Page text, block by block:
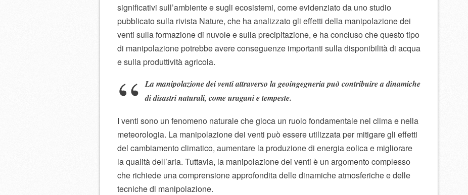
significativi sull’ambiente e sugli ecosistemi, come evidenziato da uno studio
pubblicato sulla rivista Nature, che ha analizzato gli effetti della manipolazione dei
venti sulla formazione di nuvole e sulla precipitazione, e ha concluso che questo tipo
di manipolazione potrebbe avere conseguenze importanti sulla disponibilità di acqua
e sulla produttività agricola.
La manipolazione dei venti attraverso la geoingegneria può contribuire a dinamiche
di disastri naturali, come uragani e tempeste.
I venti sono un fenomeno naturale che gioca un ruolo fondamentale nel clima e nella
meteorologia. La manipolazione dei venti può essere utilizzata per mitigare gli effetti
del cambiamento climatico, aumentare la produzione di energia eolica e migliorare
la qualità dell’aria. Tuttavia, la manipolazione dei venti è un argomento complesso
che richiede una comprensione approfondita delle dinamiche atmosferiche e delle
tecniche di manipolazione.